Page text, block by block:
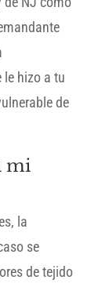
le hizo a tu
de
mi
la
se
de tejido